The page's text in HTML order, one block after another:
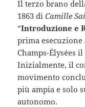
Il terzo brano
1863 diCamille
“Introduzione e
prima esecuzione
Champs-Élysées
Inizialmente, il
movimento
più ampia e solo
autonomo.